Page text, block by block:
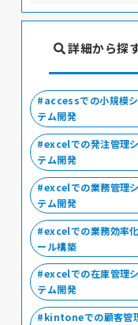
詳細から探
accessでの小規模
テム開発
excelでの発注管理
テム開発
excelでの業務管理
テム開発
excelでの業務効率
ール構築
excelでの在庫管理
テム開発
kintoneでの顧客管